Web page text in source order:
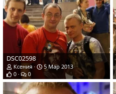
DSC02598
Ксения
5 Мар 2013
0
0